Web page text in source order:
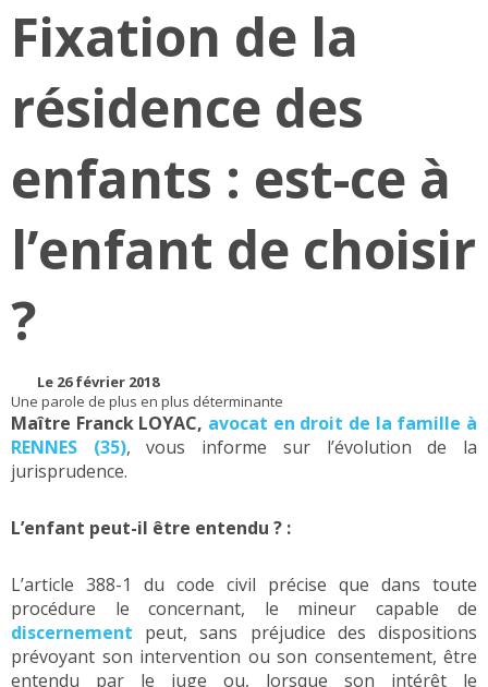
Fixation de la
résidence des
enfants : est-ce à
l’enfant de choisir
?
Le 26 février 2018
Une parole de plus en plus déterminante
Maître Franck LOYAC, avocat en droit de la famille à
RENNES (35), vous informe sur l’évolution de la
jurisprudence.
L’enfant peut-il être entendu ? :
L’article 388-1 du code civil précise que dans toute
procédure le concernant, le mineur capable de
discernement peut, sans préjudice des dispositions
prévoyant son intervention ou son consentement, être
entendu par le juge ou, lorsque son intérêt le